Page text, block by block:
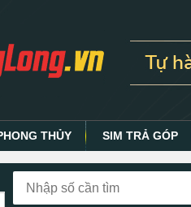
THỦY SIM TRẢ GÓP